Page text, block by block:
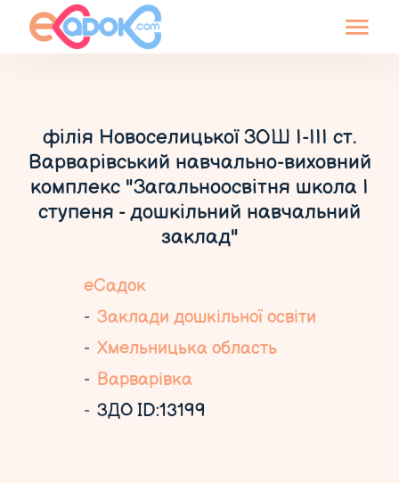
філія Новоселицької ЗОШ І-ІІІ ст.
Варварівський навчально-виховний
комплекс "Загальноосвітня школа І
ступеня - дошкільний навчальний
заклад"
еСадок
Заклади дошкільної освіти
Хмельницька область
Варварівка
ЗДО ID:13199